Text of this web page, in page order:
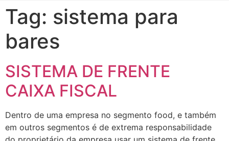
Tag: sistema para
bares
SISTEMA DE FRENTE
CAIXA FISCAL
Dentro de uma empresa no segmento food, e também
em outros segmentos é de extrema responsabilidade